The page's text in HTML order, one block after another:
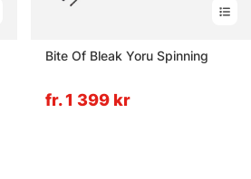
Bite Of Bleak Yoru Spinning
fr. 1 399 kr